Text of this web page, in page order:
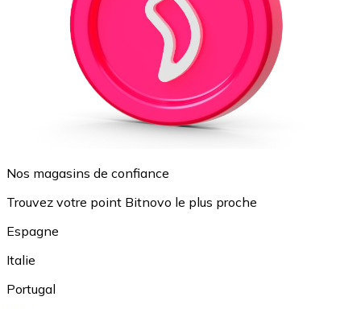
Nos magasins de confiance
Trouvez votre point Bitnovo le plus proche
Espagne
Italie
Portugal